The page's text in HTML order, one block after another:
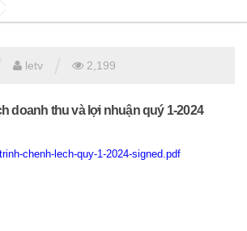
letv 2,199
doanh thu và lợi nhuận quý 1-2024
chenh-lech-quy-1-2024-signed.pdf